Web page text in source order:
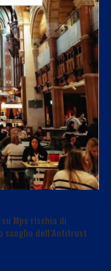
Mps rischia di
scoglio dell’Antitrust